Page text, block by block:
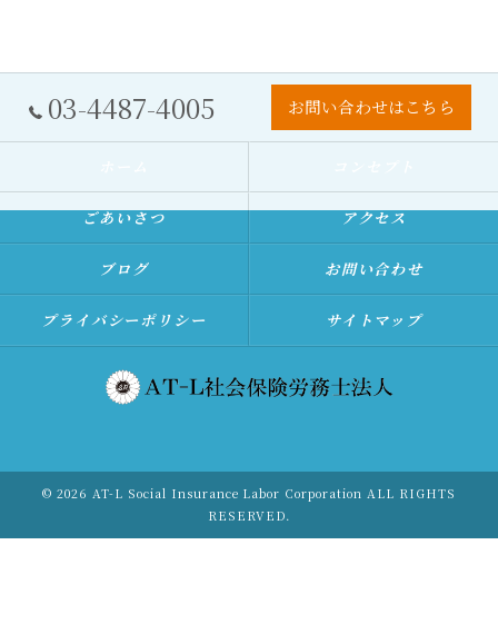
03-4487-4005 お問い合わせはこちら
ごあいさつ アクセス
ブログ お問い合わせ
プライバシーポリシー サイトマップ
© 2026 AT-L Social Insurance Labor Corporation ALL RIGHTS
RESERVED.